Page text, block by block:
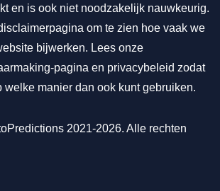
en is ook niet noodzakelijk nauwkeurig.
om te zien hoe vaak we
bijwerken. Lees onze
pagina en privacybeleid zodat
welke manier dan ook kunt gebruiken.
2021-2026. Alle rechten